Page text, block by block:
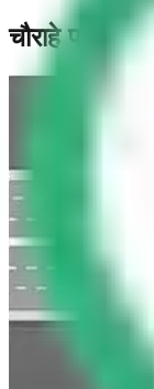
चौराहे पर